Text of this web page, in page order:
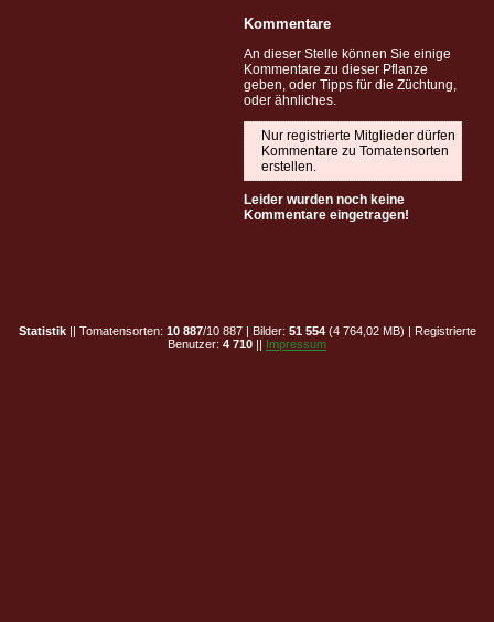
Kommentare
An dieser Stelle können Sie einige
Kommentare zu dieser Pflanze
geben, oder Tipps für die Züchtung,
oder ähnliches.
Nur registrierte Mitglieder dürfen
Kommentare zu Tomatensorten
erstellen.
Leider wurden noch keine
Kommentare eingetragen!
Statistik|| Tomatensorten: 10 887/10 887 | Bilder: 51 554(4 764,02 MB) | Registrierte
Benutzer: 4 710 || Impressum